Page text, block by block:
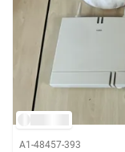
A1-48457-393